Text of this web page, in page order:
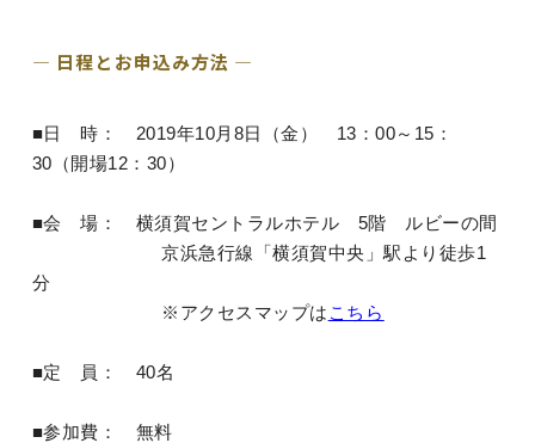
― 日程とお申込み方法 ―
■日 時： 2019年10月8日（金） 13：00～15：
30（開場12：30）
■会 場： 横須賀セントラルホテル 5階 ルビーの間
京浜急行線「横須賀中央」駅より徒歩1
分
※アクセスマップは こちら
■定 員： 40名
■参加費： 無料